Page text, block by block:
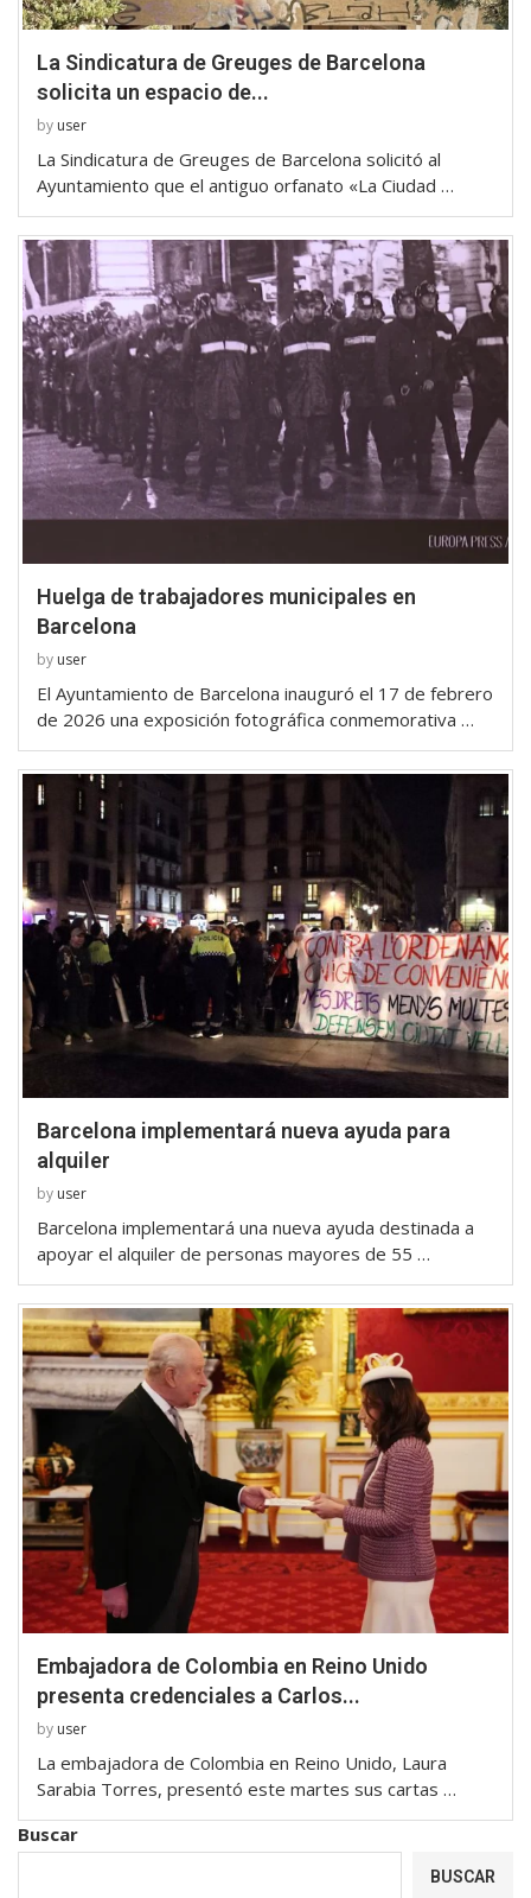
La Sindicatura de Greuges de Barcelona
solicita un espacio de...
by user
La Sindicatura de Greuges de Barcelona solicitó al
Ayuntamiento que el antiguo orfanato «La Ciudad …
Huelga de trabajadores municipales en
Barcelona
by user
El Ayuntamiento de Barcelona inauguró el 17 de febrero
de 2026 una exposición fotográfica conmemorativa …
Barcelona implementará nueva ayuda para
alquiler
by user
Barcelona implementará una nueva ayuda destinada a
apoyar el alquiler de personas mayores de 55 …
Embajadora de Colombia en Reino Unido
presenta credenciales a Carlos...
by user
La embajadora de Colombia en Reino Unido, Laura
Sarabia Torres, presentó este martes sus cartas …
Buscar
BUSCAR